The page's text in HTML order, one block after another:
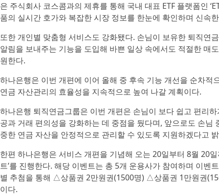
은 주식회사 코스콤과의 제휴를 통해 국내 대표 ETF 플랫폼인
품의 실시간 호가와 복잡한 시장 정보를 한눈에 확인하며 신속
또한 개인별 맞춤형 서비스도 강화됐다. 손님이 보유한 퇴직연
알림을 보내주는 기능을 도입해 바쁜 일상 속에서도 적절한 매
원한다.
하나은행은 이번 개편에 이어 올해 중 후속 기능 개선을 순차
연금 자산관리의 효율성을 지속적으로 높여 나갈 계획이다.
하나은행 퇴직연금그룹은 이번 개편은 손님이 보다 쉽고 편리
공과 거래 편의성을 강화하는 데 중점을 뒀다며, 앞으로도 손
중한 연금 자산을 안정적으로 관리할 수 있도록 지원하겠다고
한편 하나은행은 서비스 개편을 기념해 오는 20일부터 8월 20
트’를 진행한다. 해당 이벤트는 총 5개 운용사가 참여하며 이벤
별 추첨을 통해 △상품권 2만원권(1500명) △상품권 1만원권
이다.